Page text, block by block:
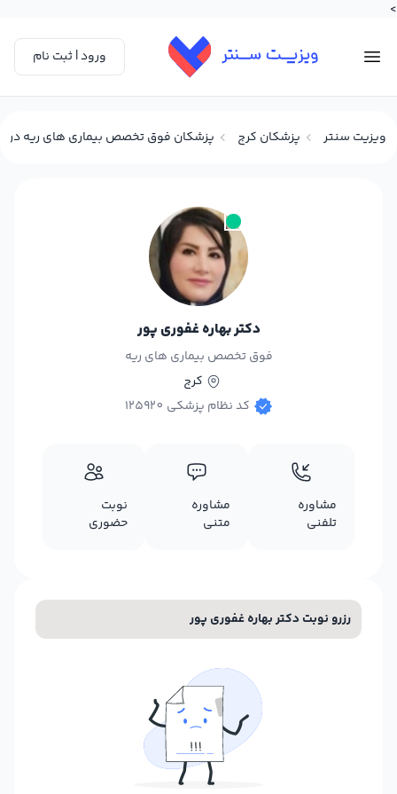
>
ورود | ثبت نام
ویزیت سنتر پزشکان کرج پزشکان فوق تخصص بیماری های ریه در
دکتر بهاره غفوری پور
فوق تخصص بیماری های ریه
کرج
کد نظام پزشکی 125920
مشاوره
تلفنی
مشاوره
متنی
نوبت
حضوری
رزرو نوبت دکتر بهاره غفوری پور